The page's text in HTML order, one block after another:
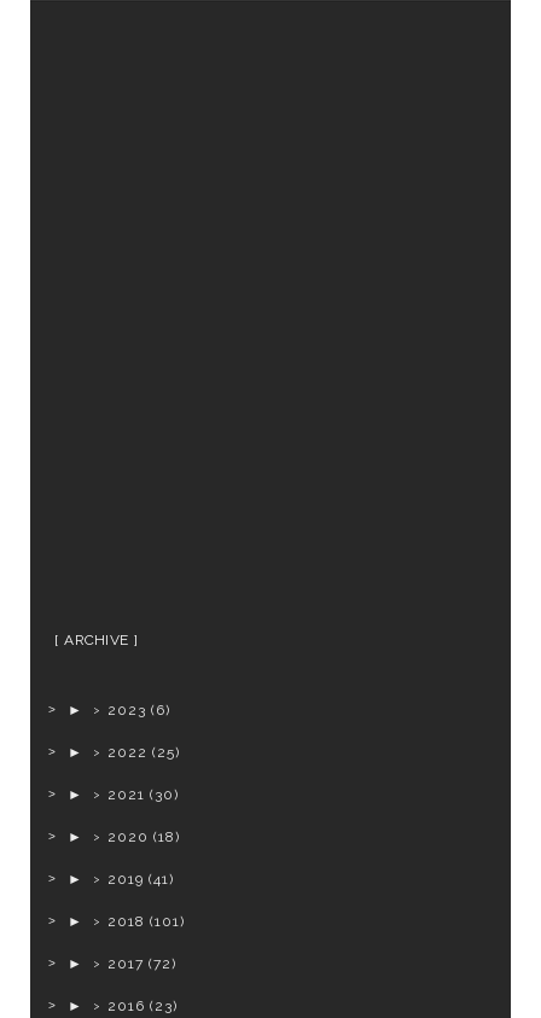
ARCHIVE
► 2023 (6)
► 2022 (25)
► 2021 (30)
► 2020 (18)
► 2019 (41)
► 2018 (101)
► 2017 (72)
► 2016 (23)